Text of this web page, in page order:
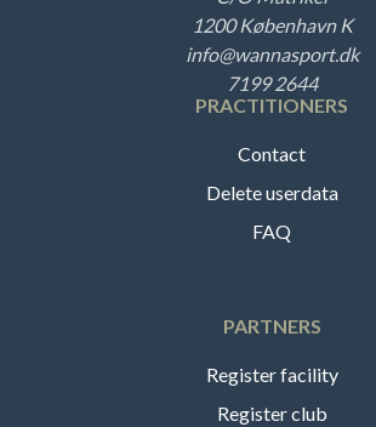
1200 København K
info@wannasport.dk
7199 2644
PRACTITIONERS
Contact
Delete userdata
FAQ
PARTNERS
Register facility
Register club